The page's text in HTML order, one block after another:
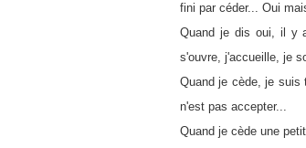
fini par céder... Oui
Quand je dis oui, il y
s'ouvre, j'accueille, je
Quand je cède, je
n'est pas accepter...
Quand je cède une